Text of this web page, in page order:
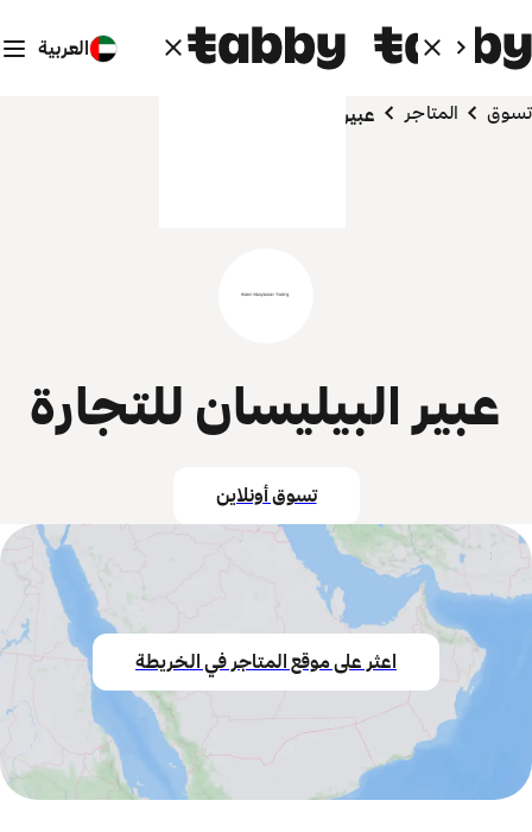
العربية
تسوق المتاجر عبير البيليسان للتجارة
عبير البيليسان للتجارة
تسوق أونلاين
اعثر على موقع المتاجر في الخريطة